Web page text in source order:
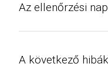
Az ellenőrzési
A következő